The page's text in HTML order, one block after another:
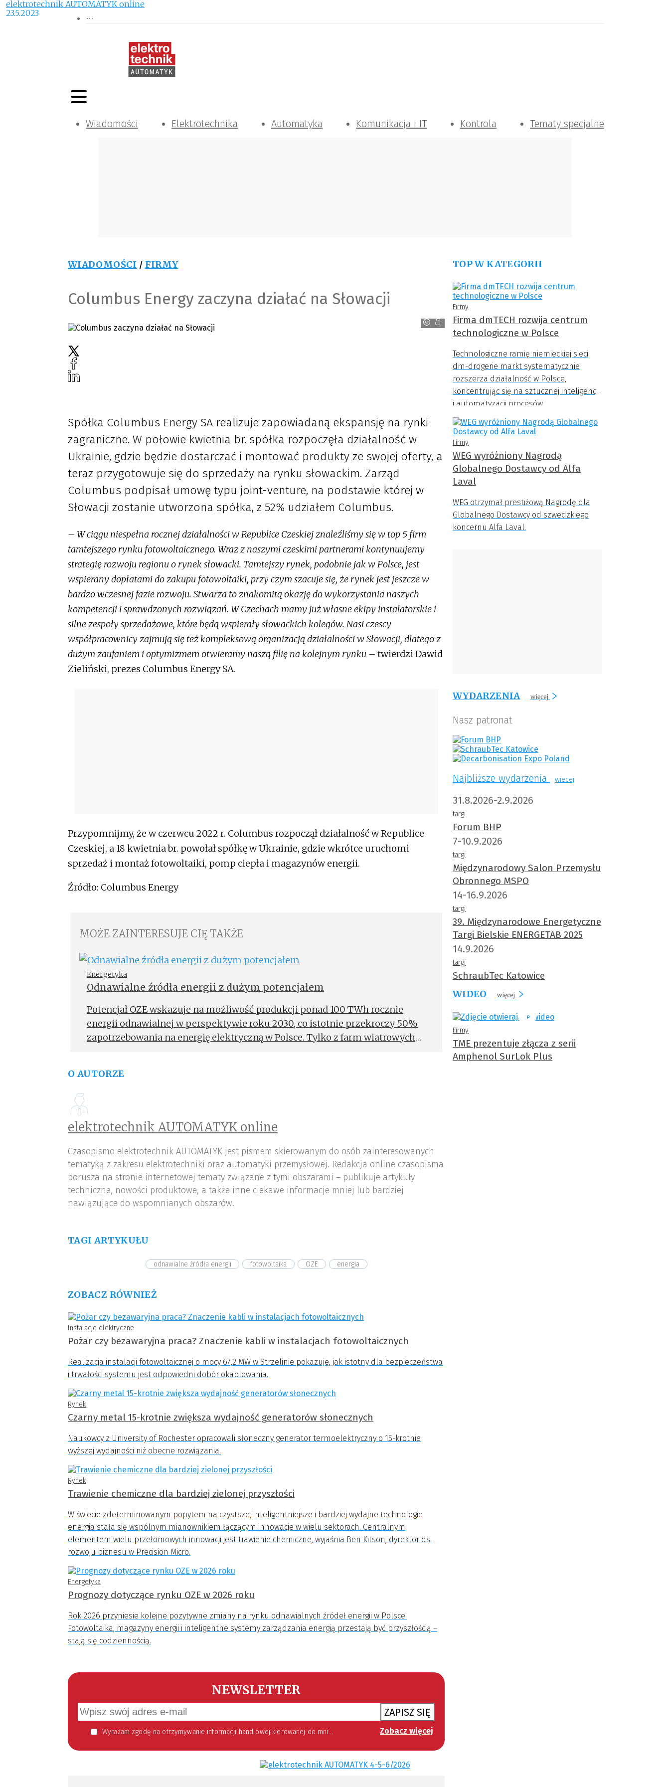
Wiadomości Elektrotechnika Automatyka Komunikacja i IT Kontrola Tematy specjalne
WIADOMOŚCI / FIRMY
Columbus Energy zaczyna działać na Słowacji
Canva
elektrotechnik AUTOMATYK online
23.5.2023
Spółka Columbus Energy SA realizuje zapowiadaną ekspansję na rynki
zagraniczne. W połowie kwietnia br. spółka rozpoczęła działalność w
Ukrainie, gdzie będzie dostarczać i montować produkty ze swojej oferty, a
teraz przygotowuje się do sprzedaży na rynku słowackim. Zarząd
Columbus podpisał umowę typu joint-venture, na podstawie której w
Słowacji zostanie utworzona spółka, z 52% udziałem Columbus.
– W ciągu niespełna rocznej działalności w Republice Czeskiej znaleźliśmy się w top 5 firm
tamtejszego rynku fotowoltaicznego. Wraz z naszymi czeskimi partnerami kontynuujemy
strategię rozwoju regionu o rynek słowacki. Tamtejszy rynek, podobnie jak w Polsce, jest
wspierany dopłatami do zakupu fotowoltaiki, przy czym szacuje się, że rynek jest jeszcze w
bardzo wczesnej fazie rozwoju. Stwarza to znakomitą okazję do wykorzystania naszych
kompetencji i sprawdzonych rozwiązań. W Czechach mamy już własne ekipy instalatorskie i
silne zespoły sprzedażowe, które będą wspierały słowackich kolegów. Nasi czescy
współpracownicy zajmują się też kompleksową organizacją działalności w Słowacji, dlatego z
dużym zaufaniem i optymizmem otwieramy naszą filię na kolejnym rynku – twierdzi Dawid
Zieliński, prezes Columbus Energy SA.
Przypomnijmy, że w czerwcu 2022 r. Columbus rozpoczął działalność w Republice
Czeskiej, a 18 kwietnia br. powołał spółkę w Ukrainie, gdzie wkrótce uruchomi
sprzedaż i montaż fotowoltaiki, pomp ciepła i magazynów energii.
Źródło: Columbus Energy
MOŻE ZAINTERESUJE CIĘ TAKŻE
Energetyka
Odnawialne źródła energii z dużym potencjałem
Potencjał OZE wskazuje na możliwość produkcji ponad 100 TWh rocznie
energii odnawialnej w perspektywie roku 2030, co istotnie przekroczy 50%
zapotrzebowania na energię elektryczną w Polsce. Tylko z farm wiatrowych
wskazują aukcje OZE i wynikające z nich wolumeny – wynika z „Planu
energię elektryczną na lata 2023–2032” opublikowanego przez PSE.
O AUTORZE
elektrotechnik AUTOMATYK online
Czasopismo elektrotechnik AUTOMATYK jest pismem skierowanym do osób zainteresowanych
tematyką z zakresu elektrotechniki oraz automatyki przemysłowej. Redakcja online czasopisma
porusza na stronie internetowej tematy związane z tymi obszarami – publikuje artykuły
techniczne, nowości produktowe, a także inne ciekawe informacje mniej lub bardziej
nawiązujące do wspomnianych obszarów.
TAGI ARTYKUŁU
odnawialne źródła energii fotowoltaika OZE energia
ZOBACZ RÓWNIEŻ
Instalacje elektryczne
Pożar czy bezawaryjna praca? Znaczenie kabli w instalacjach fotowoltaicznych
Realizacja instalacji fotowoltaicznej o mocy 67,2 MW w Strzelinie pokazuje, jak istotny dla bezpieczeństwa
i trwałości systemu jest odpowiedni dobór okablowania.
Rynek
Czarny metal 15-krotnie zwiększa wydajność generatorów słonecznych
Naukowcy z University of Rochester opracowali słoneczny generator termoelektryczny o 15-krotnie
wyższej wydajności niż obecne rozwiązania.
Rynek
Trawienie chemiczne dla bardziej zielonej przyszłości
W świecie zdeterminowanym popytem na czystsze, inteligentniejsze i bardziej wydajne technologie
energia stała się wspólnym mianownikiem łączącym innowacje w wielu sektorach. Centralnym
elementem wielu przełomowych innowacji jest trawienie chemiczne, wyjaśnia Ben Kitson, dyrektor ds.
rozwoju biznesu w Precision Micro.
Energetyka
Prognozy dotyczące rynku OZE w 2026 roku
Rok 2026 przyniesie kolejne pozytywne zmiany na rynku odnawialnych źródeł energii w Polsce.
Fotowoltaika, magazyny energii i inteligentne systemy zarządzania energią przestają być przyszłością –
stają się codziennością.
NEWSLETTER
ZAPISZ SIĘ
Wyrażam zgodę na otrzymywanie informacji handlowej kierowanej do mnie za pomocą środków komunikacji elektronicznej w szczególności poczty elektronicznej zgodnie z przepisem art. 10 ust 2 ustawy z dnia 18 lipca 2002 roku o świadczeniu usług drogą elektroniczną (Dz. U. 144 z 2002 r. poz. 1204). Zgoda jest dobrowolna, jednak jej wyrażenie jest konieczne, aby otrzymywać newsletter. Zobacz więcej
TOP W KATEGORII
Firmy
Firma dmTECH rozwija centrum
technologiczne w Polsce
Technologiczne ramię niemieckiej sieci
dm-drogerie markt systematycznie
rozszerza działalność w Polsce,
koncentrując się na sztucznej inteligencji
i automatyzacji procesów.
Firmy
WEG wyróżniony Nagrodą
Globalnego Dostawcy od Alfa
Laval
WEG otrzymał prestiżową Nagrodę dla
Globalnego Dostawcy od szwedzkiego
koncernu Alfa Laval.
WYDARZENIA więcej
Nasz patronat
Najbliższe wydarzenia wiecej
31.8.2026-2.9.2026
targi
Forum BHP
7-10.9.2026
targi
Międzynarodowy Salon Przemysłu
Obronnego MSPO
14-16.9.2026
targi
39. Międzynarodowe Energetyczne
Targi Bielskie ENERGETAB 2025
14.9.2026
targi
SchraubTec Katowice
WIDEO
więcej
Firmy
TME prezentuje złącza z serii
Amphenol SurLok Plus